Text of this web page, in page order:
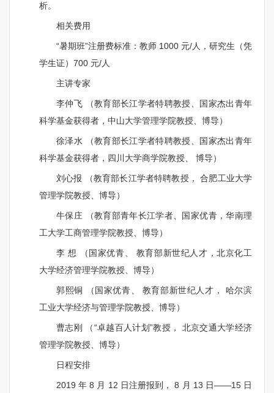
析。
相关费用
“暑期班”注册费标准：教师 1000 元/人，研究生（凭
学生证） 700 元/人
主讲专家
李仲飞 （教育部长江学者特聘教授、国家杰出青年
科学基金获得者，中山大学管理学院教授、博导）
徐泽水 （教育部长江学者特聘教授、国家杰出青年
科学基金获得者，四川大学商学院教授、 博导）
刘心报
（教育部长江学者特聘教授， 合肥工业大学
管理学院教授、博导）
牛保庄 （教育部青年长江学者、国家优青，华南理
工大学工商管理学院教授、博导）
李想
（国家优青、 教育部新世纪人才，北京化工
大学经济管理学院教授、博导）
郭熙铜
（国家优青、 教育部新世纪人才， 哈尔滨
工业大学经济与管理学院教授、博导）
曹志刚
（“卓越百人计划”教授， 北京交通大学经济
管理学院教授、博导）
日程安排
2019年 8 月 12 日注册报到， 8 月 13 日——15 日